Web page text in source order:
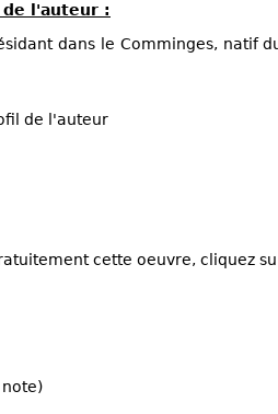
de l'auteur :
dans le Comminges, natif
de l'auteur
cette oeuvre, cliquez